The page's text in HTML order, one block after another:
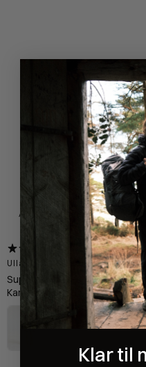
4,9 /
Ulla-Britt D.
Verificeret køber
Superlækker T-shirt også når
Kan anbefale den til alle der
Klar til